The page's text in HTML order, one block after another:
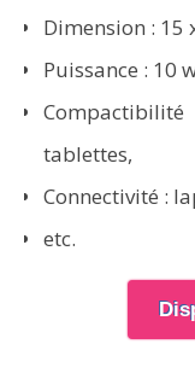
Dimension : 15
Puissance : 10
tablettes,
Connectivité :
etc.